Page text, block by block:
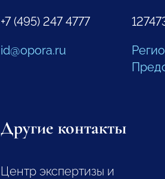
+7 (495) 247 4777
id@opora.ru
Другие контакты
Центр экспертизы и